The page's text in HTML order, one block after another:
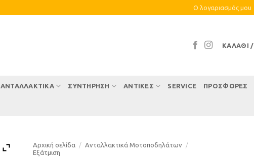
Ο λογαριασμός μου
ΚΑΛΆΘΙ /
ΑΝΤΑΛΛΑΚΤΙΚΑ ΣΥΝΤΉΡΗΣΗ ΑΝΤΊΚΕΣ SERVICE ΠΡΟΣΦΟΡΕΣ
Αρχική σελίδα / Ανταλλακτικά Μοτοποδηλάτων
/
Εξάτµιση